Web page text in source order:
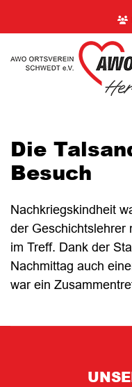
Die
Besuch
Nachkriegskindheit
der Geschichtslehrer
im Treff. Dank der
Nachmittag auch
war ein